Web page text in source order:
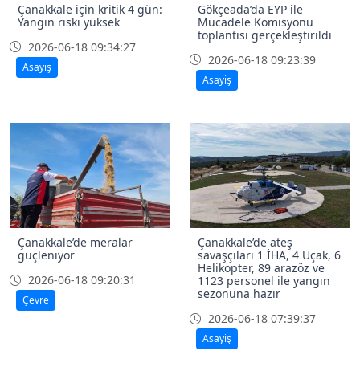
Çanakkale için kritik 4 gün:
Yangın riski yüksek
2026-06-18 09:34:27
Asayiş
Gökçeada’da EYP ile
Mücadele Komisyonu
toplantısı gerçekleştirildi
2026-06-18 09:23:39
Asayiş
Çanakkale’de meralar
güçleniyor
2026-06-18 09:20:31
Çevre
Çanakkale’de ateş
savaşçıları 1 İHA, 4 Uçak, 6
Helikopter, 89 arazöz ve
1123 personel ile yangın
sezonuna hazır
2026-06-18 07:39:37
Asayiş